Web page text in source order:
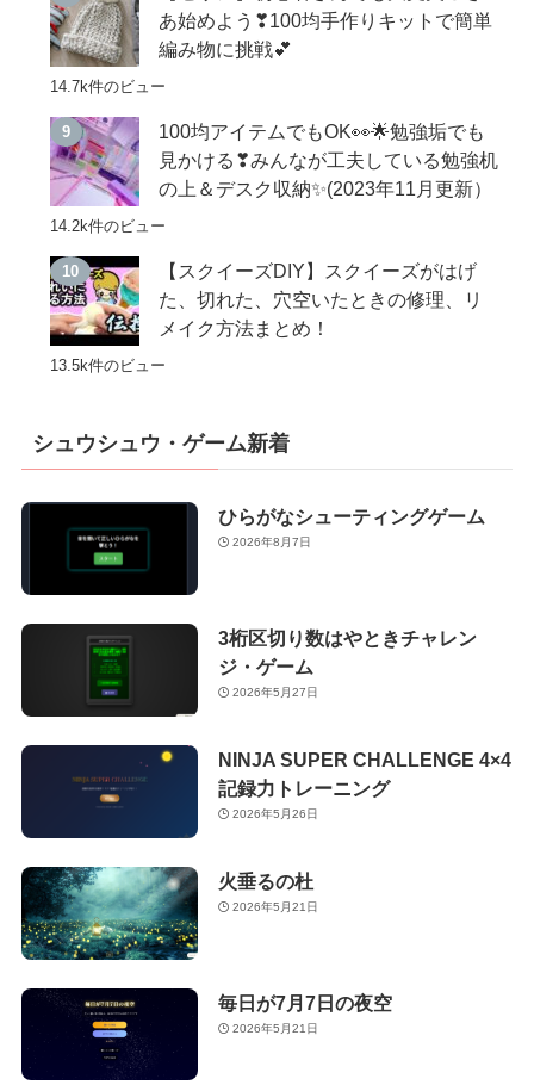
あ始めよう❣100均手作りキットで簡単
編み物に挑戦💕
14.7k件のビュー
100均アイテムでもOK👀🌟勉強垢でも
見かける❣みんなが工夫している勉強机
の上＆デスク収納✨(2023年11月更新）
14.2k件のビュー
【スクイーズDIY】スクイーズがはげ
た、切れた、穴空いたときの修理、リ
メイク方法まとめ！
13.5k件のビュー
シュウシュウ・ゲーム新着
ひらがなシューティングゲーム
2026年8月7日
3桁区切り数はやときチャレン
ジ・ゲーム
2026年5月27日
NINJA SUPER CHALLENGE 4×4
記録力トレーニング
2026年5月26日
火垂るの杜
2026年5月21日
毎日が7月7日の夜空
2026年5月21日